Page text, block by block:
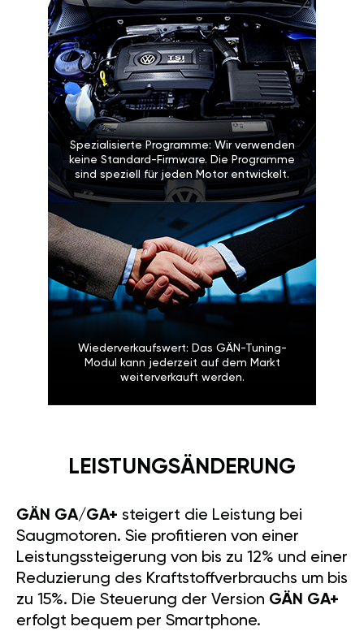
Spezialisierte Programme: Wir verwenden
keine Standard-Firmware. Die Programme
sind speziell für jeden Motor entwickelt.
Wiederverkaufswert: Das GÄN-Tuning-
Modul kann jederzeit auf dem Markt
weiterverkauft werden.
LEISTUNGSÄNDERUNG
GÄN GA/GA+ steigert die Leistung bei
Saugmotoren. Sie profitieren von einer
Leistungssteigerung von bis zu 12% und einer
Reduzierung des Kraftstoffverbrauchs um bis
zu 15%. Die Steuerung der Version GÄN GA+
erfolgt bequem per Smartphone.